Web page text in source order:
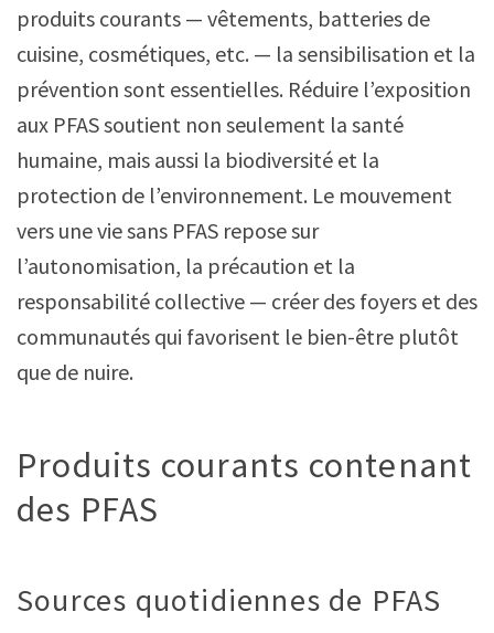
produits courants — vêtements, batteries de
cuisine, cosmétiques, etc. — la sensibilisation et la
prévention sont essentielles. Réduire l’exposition
aux PFAS soutient non seulement la santé
humaine, mais aussi la biodiversité et la
protection de l’environnement. Le mouvement
vers une vie sans PFAS repose sur
l’autonomisation, la précaution et la
responsabilité collective — créer des foyers et des
communautés qui favorisent le bien-être plutôt
que de nuire.
Produits courants contenant
des PFAS
Sources quotidiennes de PFAS